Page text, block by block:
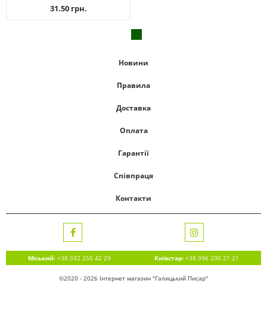
31.50 грн.
Новини
Правила
Доставка
Оплата
Гарантії
Співпраця
Контакти
Міський: +38 032 255 42 29 Київстар:+38 096 200 21 21
©2020 - 2026 Інтернет магазин "Галицький Писар"